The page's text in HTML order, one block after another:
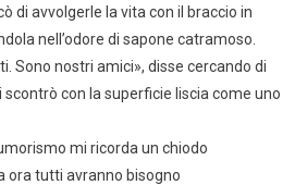
di avvolgerle la vita con il braccio in
nell’odore di sapone catramoso.
Sono nostri amici», disse cercando di
con la superficie liscia come uno
mi ricorda un chiodo
ora tutti avranno bisogno